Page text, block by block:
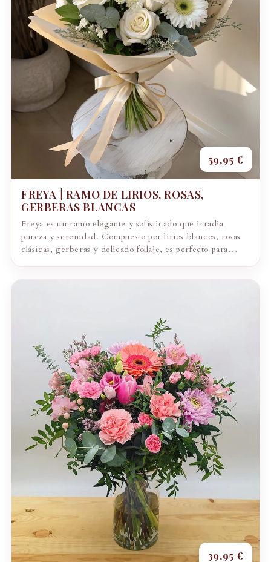
59,95 €
FREYA | RAMO DE LIRIOS, ROSAS,
GERBERAS BLANCAS
Freya es un ramo elegante y sofisticado que irradia
pureza y serenidad. Compuesto por lirios blancos, rosas
clásicas, gerberas y delicado follaje, es perfecto para
39,95 €